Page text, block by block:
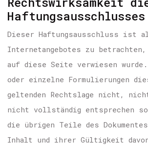
Haftungsausschlusses
Dieser Haftungsausschluss ist
Internetangebotes zu betrachten,
auf diese Seite verwiesen
oder einzelne Formulierungen
geltenden Rechtslage nicht,
nicht vollständig entsprechen
die übrigen Teile des
Inhalt und ihrer Gültigkeit